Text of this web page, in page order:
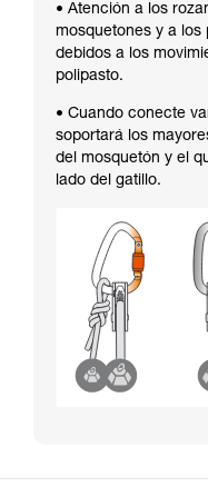
• Atención a los
mosquetones y a los
debidos a los
polipasto.
• Cuando conecte
soportará los
del mosquetón y el
lado del gatillo.